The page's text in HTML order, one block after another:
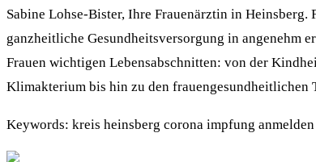
Sabine Lohse-Bister, Ihre Frauenärztin in
ganzheitliche Gesundheitsversorgung in angenehm
Frauen wichtigen Lebensabschnitten: von der
Klimakterium bis hin zu den frauengesundheitlichen
Keywords: kreis heinsberg corona impfung anmelden